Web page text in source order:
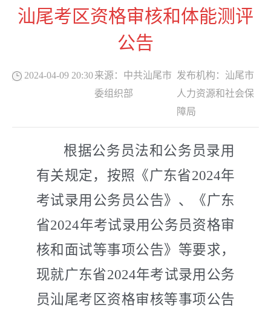
汕尾考区资格审核和体能测评
公告
2024-04-09 20:30来源： 中共汕尾市
委组织部
发布机构： 汕尾市
人力资源和社会保
障局
根据公务员法和公务员录用
有关规定，按照《广东省2024年
考试录用公务员公告》 、《广东
省2024年考试录用公务员资格审
核和面试等事项公告》等要求 ，
现就广东省2024年考试录用公务
员汕尾考区资格审核等事项公告